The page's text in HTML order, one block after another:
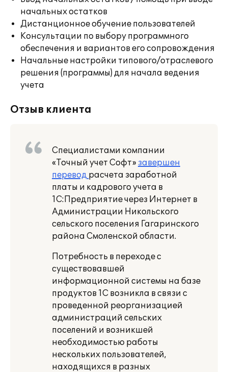
начальных остатков
Дистанционное обучение пользователей
Консультации по выбору программного
обеспечения и вариантов его сопровождения
Начальные настройки типового/отраслевого
решения (программы) для начала ведения
учета
Отзыв клиента
Специалистами компании
«Точный учет Софт» завершен
перевод расчета заработной
платы и кадрового учета в
1С:Предприятие через Интернет в
Администрации Никольского
сельского поселения Гагаринского
района Смоленской области.
Потребность в переходе с
существовавшей
информационной системы на базе
продуктов 1С возникла в связи с
проведенной реорганизацией
администраций сельских
поселений и возникшей
необходимостью работы
нескольких пользователей,
находящихся в разных